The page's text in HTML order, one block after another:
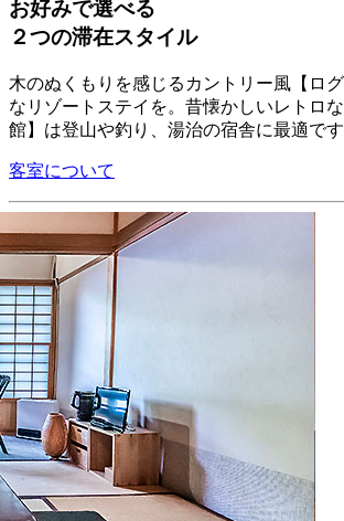
お好みで選べる
２つの滞在スタイル
木のぬくもりを感じるカントリー風【ロ
なリゾートステイを。昔懐かしいレトロ
館】は登山や釣り、湯治の宿舎に最適です
客室について